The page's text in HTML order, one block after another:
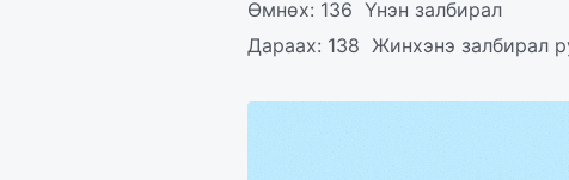
Өмнөх: 136 Үнэн залбирал
Дараах: 138 Жинхэнэ залбирал